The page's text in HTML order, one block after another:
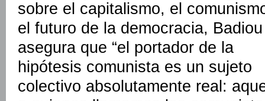
sobre el capitalismo, el
el futuro de la democracia, Badiou
asegura que “el portador de la
hipótesis comunista es un sujeto
colectivo absolutamente real: